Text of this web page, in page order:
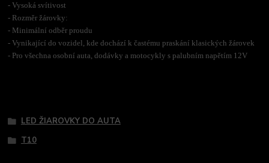
- Vysoká svítivost
- Rozměr žárovky:
- Minimální odběr proudu
- Vynikající do vozidel, kde dochází k častému praskání klasických žárovek
- Pro všechna osobní auta, dodávky a motocykly s palubním napětím 12V
LED ŽIAROVKY DO AUTA
T10